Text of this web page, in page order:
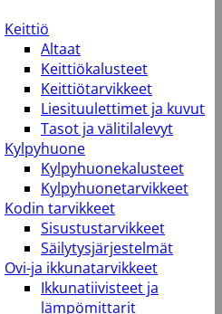
Keittiö
Altaat
Keittiökalusteet
Keittiötarvikkeet
Liesituulettimet ja kuvut
Tasot ja välitilalevyt
Kylpyhuone
Kylpyhuonekalusteet
Kylpyhuonetarvikkeet
Kodin tarvikkeet
Sisustustarvikkeet
Säilytysjärjestelmät
Ovi-ja ikkunatarvikkeet
Ikkunatiivisteet ja
lämpömittarit